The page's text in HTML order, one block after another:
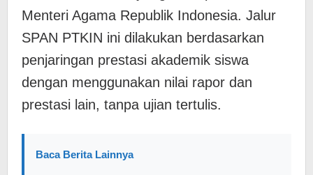
Menteri Agama Republik Indonesia. Jalur
SPAN PTKIN ini dilakukan berdasarkan
penjaringan prestasi akademik siswa
dengan menggunakan nilai rapor dan
prestasi lain, tanpa ujian tertulis.
Baca Berita Lainnya